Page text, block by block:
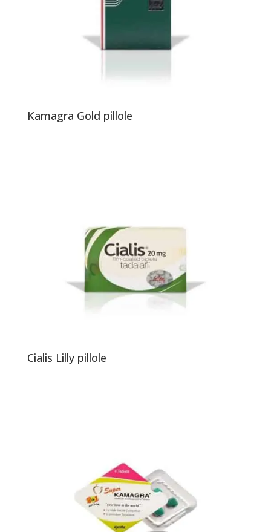
Kamagra Gold pillole
Cialis Lilly pillole